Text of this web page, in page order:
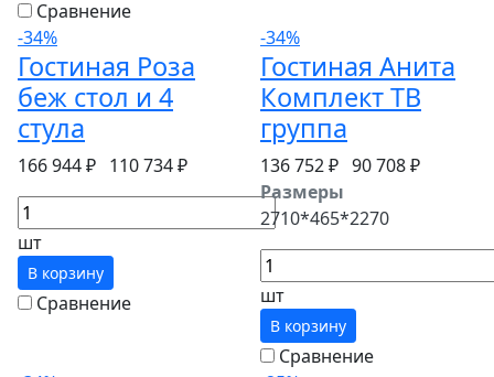
Сравнение
-34%
Гостиная Роза
беж стол и 4
стула
166 944 ₽ 110 734 ₽
шт
В корзину
Сравнение
-34%
Гостиная Анита
Комплект ТВ
группа
136 752 ₽ 90 708 ₽
Размеры
2710*465*2270
шт
В корзину
Сравнение